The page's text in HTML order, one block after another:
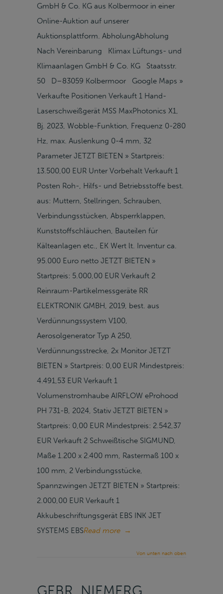
GmbH & Co. KG aus Kolbermoor in einer
Online-Auktion auf unserer
Auktionsplattform. AbholungAbholung
Nach Vereinbarung Klimax Lüftungs- und
Klimaanlagen GmbH & Co. KG Staatsstr.
50 D–83059 Kolbermoor Google Maps »
Verkaufte Positionen Verkauft 1 Hand-
Laserschweißgerät MSS MaxPhotonics X1,
Bj. 2023, Wobble-Funktion, Frequenz 0-280
Hz, max. Auslenkung 0-4 mm, 32
Parameter JETZT BIETEN » Startpreis:
13.500,00 EUR Unter Vorbehalt Verkauft 1
Posten Roh-, Hilfs- und Betriebsstoffe best.
aus: Muttern, Stellringen, Schrauben,
Verbindungsstücken, Absperrklappen,
Kunststoffschläuchen, Bauteilen für
Kälteanlagen etc., EK Wert lt. Inventur ca.
95.000 Euro netto JETZT BIETEN »
Startpreis: 5.000,00 EUR Verkauft 2
Reinraum-Partikelmessgeräte RR
ELEKTRONIK GMBH, 2019, best. aus
Verdünnungssystem V100,
Aerosolgenerator Typ A 250,
Verdünnungsstrecke, 2x Monitor JETZT
BIETEN » Startpreis: 0,00 EUR Mindestpreis:
4.491,53 EUR Verkauft 1
Volumenstromhaube AIRFLOW eProhood
PH 731-B, 2024, Stativ JETZT BIETEN »
Startpreis: 0,00 EUR Mindestpreis: 2.542,37
EUR Verkauft 2 Schweißtische SIGMUND,
Maße 1.200 x 2.400 mm, Rastermaß 100 x
100 mm, 2 Verbindungsstücke,
Spannzwingen JETZT BIETEN » Startpreis:
2.000,00 EUR Verkauft 1
Akkubeschriftungsgerät EBS INK JET
SYSTEMS EBSRead more →
Von unten nach oben
GEBR. NIEMERG